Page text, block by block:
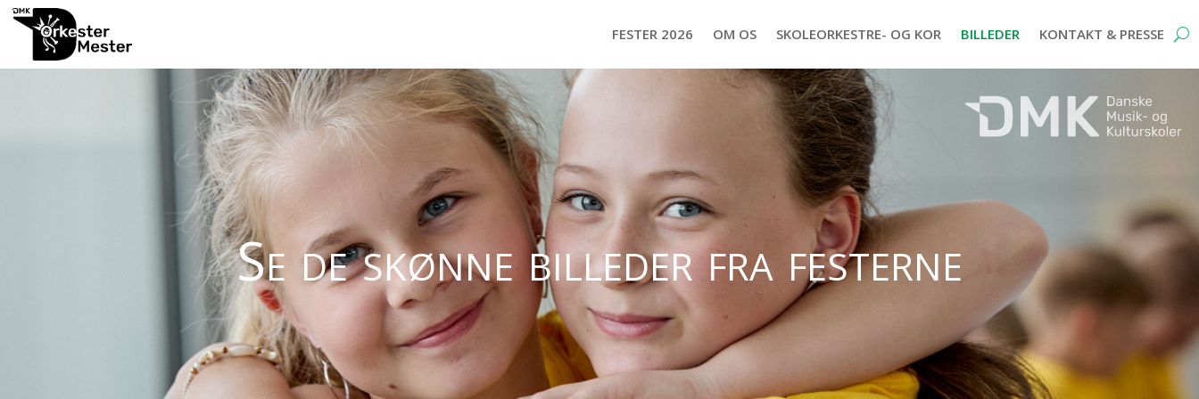
FESTER 2026 OM OS SKOLEORKESTRE- OG KOR BILLEDER KONTAKT & PRESSE
Se de skønne billeder fra festerne